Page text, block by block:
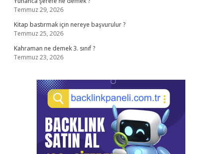
Temmuz 29, 2026
Kitap bastırmak için nereye başvurulur ?
Temmuz 25, 2026
Kahraman ne demek 3. sınıf ?
Temmuz 23, 2026